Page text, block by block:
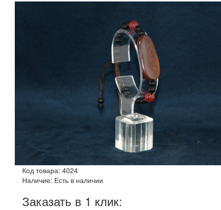
Код товара: 4024
Наличие: Есть в наличии
Заказать в 1 клик: